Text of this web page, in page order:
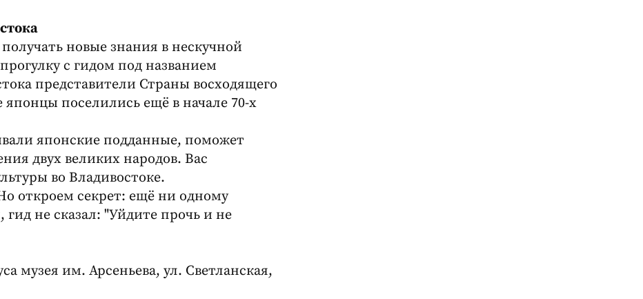
новые знания в нескучной
с гидом под названием
представители Страны восходящего
поселились ещё в начале 70-х
японские подданные, поможет
двух великих народов. Вас
во Владивостоке.
откроем секрет: ещё ни одному
не сказал: "Уйдите прочь и не
музея им. Арсеньева, ул. Светланская,